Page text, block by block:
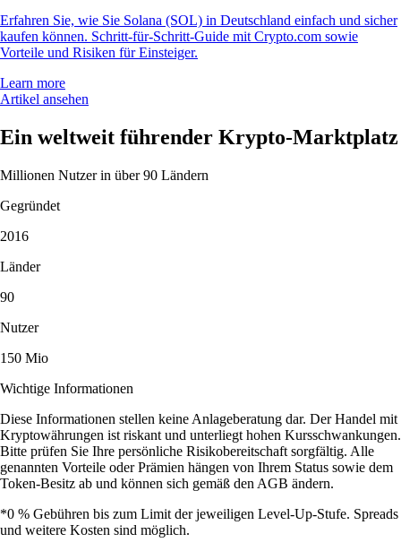
Erfahren Sie, wie Sie Solana (SOL) in Deutschland einfach und sicher
kaufen können. Schritt-für-Schritt-Guide mit Crypto.com sowie
Vorteile und Risiken für Einsteiger.
Learn more
Artikel ansehen
Ein weltweit führender Krypto-Marktplatz
Millionen Nutzer in über 90 Ländern
Gegründet
2016
Länder
90
Nutzer
150 Mio
Wichtige Informationen
Diese Informationen stellen keine Anlageberatung dar. Der Handel mit
Kryptowährungen ist riskant und unterliegt hohen Kursschwankungen.
Bitte prüfen Sie Ihre persönliche Risikobereitschaft sorgfältig. Alle
genannten Vorteile oder Prämien hängen von Ihrem Status sowie dem
Token-Besitz ab und können sich gemäß den AGB ändern.
*0 % Gebühren bis zum Limit der jeweiligen Level-Up-Stufe. Spreads
und weitere Kosten sind möglich.